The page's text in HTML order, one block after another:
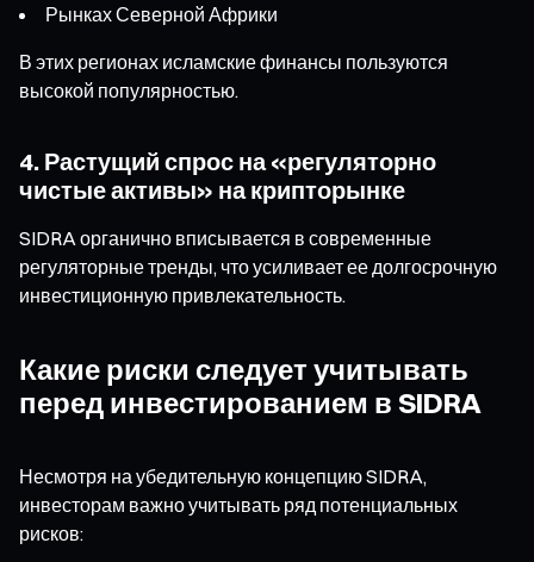
Рынках Северной Африки
В этих регионах исламские финансы пользуются
высокой популярностью.
4. Растущий спрос на «регуляторно
чистые активы» на крипторынке
SIDRA органично вписывается в современные
регуляторные тренды, что усиливает ее долгосрочную
инвестиционную привлекательность.
Какие риски следует учитывать
перед инвестированием в SIDRA
Несмотря на убедительную концепцию SIDRA,
инвесторам важно учитывать ряд потенциальных
рисков: